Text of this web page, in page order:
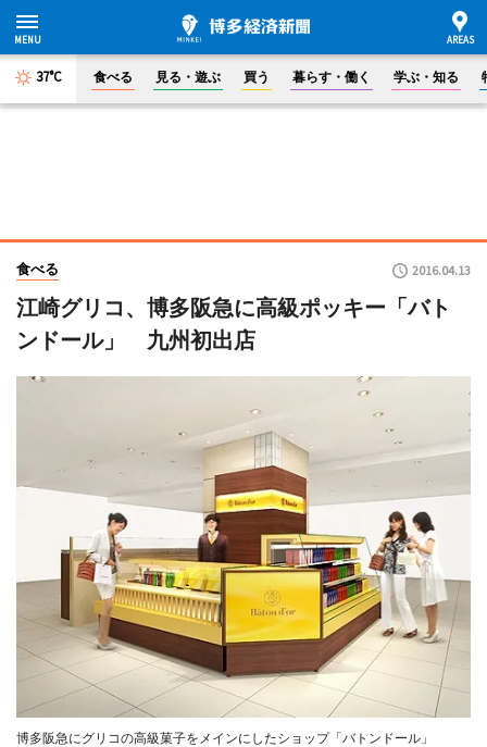
37°C 食べる 見る・遊ぶ 買う 暮らす・働く 学ぶ・知る
食べる 2016.04.13
江崎グリコ、博多阪急に高級ポッキー「バト
ンドール」 九州初出店
博多阪急にグリコの高級菓子をメインにしたショップ「バトンドール」